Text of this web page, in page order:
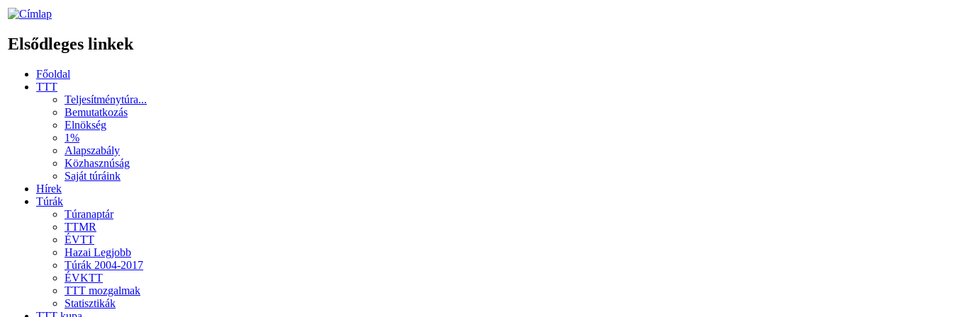
Elsődleges linkek
Főoldal
TTT
Teljesítménytúra...
Bemutatkozás
Elnökség
1%
Alapszabály
Közhasznúság
Saját túráink
Hírek
Túrák
Túranaptár
TTMR
ÉVTT
Hazai Legjobb
Túrák 2004-2017
ÉVKTT
TTT mozgalmak
Statisztikák